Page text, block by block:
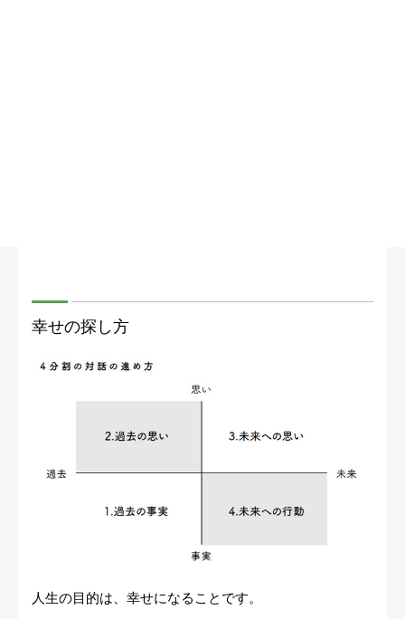
幸せの探し方
人生の目的は、幸せになることです。